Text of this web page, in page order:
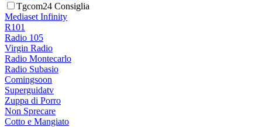
Tgcom24 Consiglia
Mediaset Infinity
R101
Radio 105
Virgin Radio
Radio Montecarlo
Radio Subasio
Comingsoon
Superguidatv
Zuppa di Porro
Non Sprecare
Cotto e Mangiato